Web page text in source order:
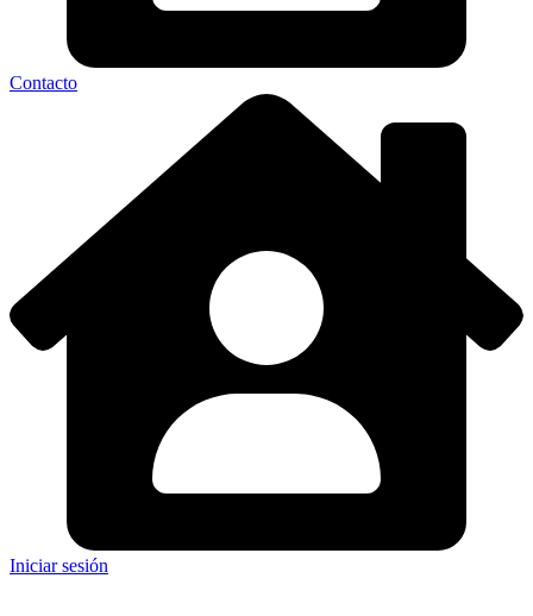
Contacto
Iniciar sesión